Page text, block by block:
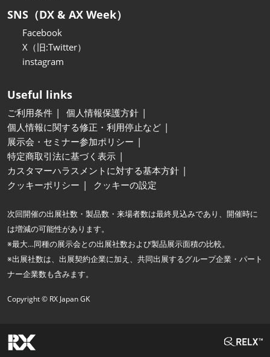
SNS（DX & AX Week）
Facebook
X（旧:Twitter）
instagram
Useful links
ご利用条件
個人情報保護方針
個人情報に関する修正・利用停止など
展示会・セミナー参加ポリシー
特定商取引法に基づく表示
カスタマーハラスメントに対する基本方針
クッキーポリシー
クッキーの設定
次回開催の出展社数・製品数・来場者数は最終見込みであり、開催時に
は増減の可能性があります。
※最大…同種の展示会との出展社数および製品展示面積の比較。
※出展社数は、出展契約企業に加え、共同出展するグループ企業・パート
ナー企業数も含みます。
Copyright © RX Japan GK